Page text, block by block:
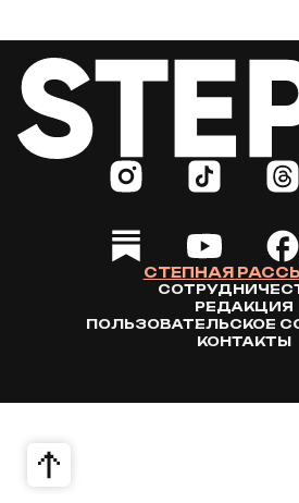
СТЕПНАЯ
РЕДАКЦИЯ
ПОЛЬЗОВАТЕЛЬСКОЕ
КОНТАКТЫ